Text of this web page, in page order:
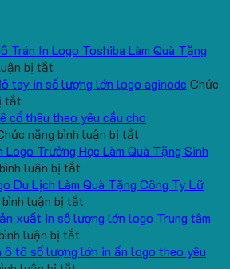
Trán In Logo Toshiba Làm Quà Tặng
bị tắt
Băng
Mồ
Hô
Trán
In
Logo
Toshiba
Làm
Quà
Tặng
tay in số lượng lớn logo aginode Chức
tắt
Cung
cấp
băng
đô
tay
in
số
lượng
lớn
cổ thêu theo yêu cầu cho
năng bình luận bị tắt
Quà
gối
kê
thêu
Logo Trường Học Làm Quà Tặng Sinh
luận bị tắt
Gấu
Bông
Mini
Logo
Du Lịch Làm Quà Tặng Công Ty Lữ
luận bị tắt
Gối
U
xuất in số lượng lớn logo Trung tâm
luận bị tắt
Mẫu
tô số lượng lớn in ấn logo theo yêu